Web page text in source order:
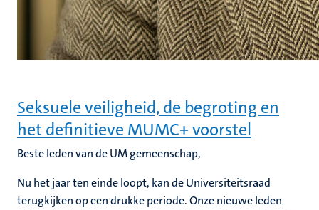
Seksuele veiligheid, de begroting en
het definitieve MUMC+ voorstel
Beste leden van de UM gemeenschap,
Nu het jaar ten einde loopt, kan de Universiteitsraad
terugkijken op een drukke periode. Onze nieuwe leden